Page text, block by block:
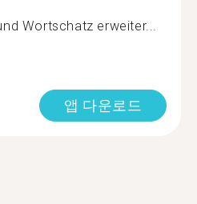
Wortschatz erweiter...
앱 다운로드